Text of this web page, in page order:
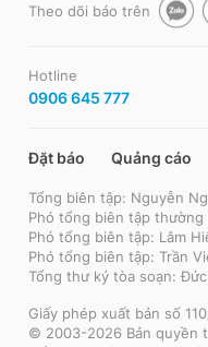
Theo dõi báo trên
Hotline
0906 645 777
Đặt báo Quảng cáo
Tổng biên tập: Nguyễn
Phó tổng biên tập thường
Phó tổng biên tập: Lâm
Phó tổng biên tập: Trần
Tổng thư ký tòa soạn:
Giấy phép xuất bản số
© 2003-2026 Bản quyền